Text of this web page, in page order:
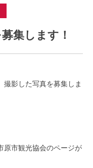
集します！
撮影した写真を募集しま
原市観光協会のページが